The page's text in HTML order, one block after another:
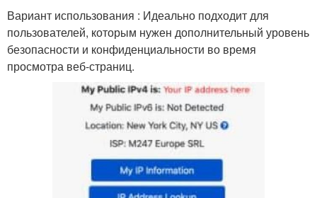
Вариант использования : Идеально подходит для
пользователей, которым нужен дополнительный уровень
безопасности и конфиденциальности во время
просмотра веб-страниц.